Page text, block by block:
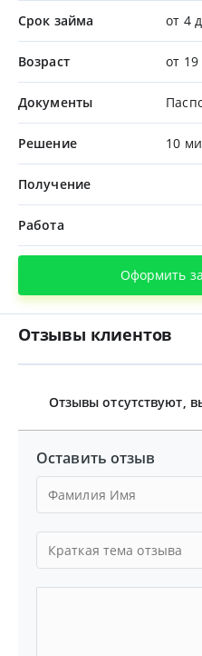
Срок займа от 4
Возраст от 19
Документы
Решение 10
Получение
Работа
Оформить
Отзывы клиентов
Отзывы отсутствуют,
Оставить отзыв